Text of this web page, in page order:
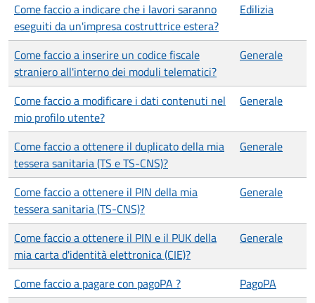
Come faccio a indicare che i lavori saranno
eseguiti da un'impresa costruttrice estera?
Edilizia
Come faccio a inserire un codice fiscale
straniero all'interno dei moduli telematici?
Generale
Come faccio a modificare i dati contenuti nel
mio profilo utente?
Generale
Come faccio a ottenere il duplicato della mia
tessera sanitaria (TS e TS-CNS)?
Generale
Come faccio a ottenere il PIN della mia
tessera sanitaria (TS-CNS)?
Generale
Come faccio a ottenere il PIN e il PUK della
mia carta d'identità elettronica (CIE)?
Generale
Come faccio a pagare con pagoPA ?
PagoPA